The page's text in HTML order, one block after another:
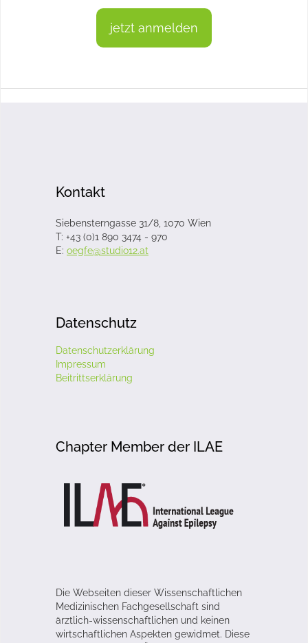
jetzt anmelden
Kontakt
Siebensterngasse 31/8, 1070 Wien
T: +43 (0)1 890 3474 - 970
E: oegfe@studio12.at
Datenschutz
Datenschutzerklärung
Impressum
Beitrittserklärung
Chapter Member der ILAE
Die Webseiten dieser Wissenschaftlichen
Medizinischen Fachgesellschaft sind
ärztlich-wissenschaftlichen und keinen
wirtschaftlichen Aspekten gewidmet. Diese